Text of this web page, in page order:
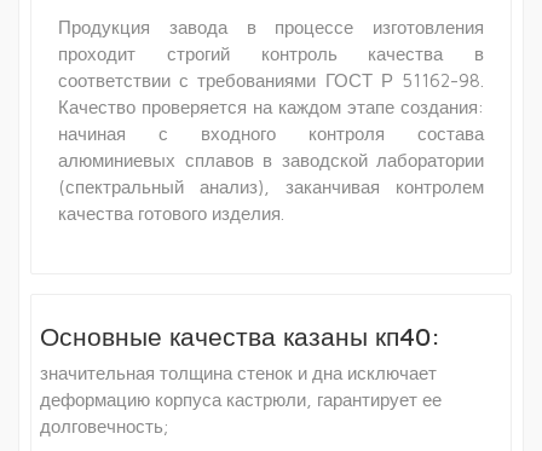
Продукция завода в процессе изготовления
проходит строгий контроль качества в
соответствии с требованиями ГОСТ Р 51162-98.
Качество проверяется на каждом этапе создания:
начиная с входного контроля состава
алюминиевых сплавов в заводской лаборатории
(спектральный анализ), заканчивая контролем
качества готового изделия.
Основные качества казаны кп40:
значительная толщина стенок и дна исключает
деформацию корпуса кастрюли, гарантирует ее
долговечность;